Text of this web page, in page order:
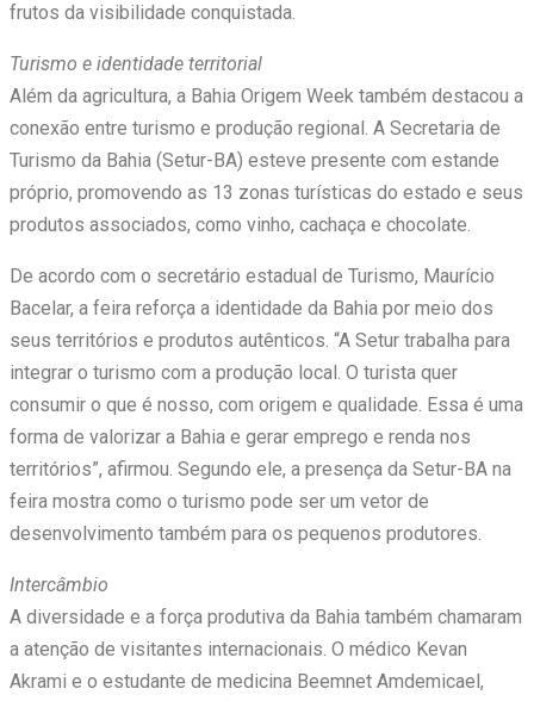
frutos da visibilidade conquistada.
Turismo e identidade territorial
Além da agricultura, a Bahia Origem Week também destacou a
conexão entre turismo e produção regional. A Secretaria de
Turismo da Bahia (Setur-BA) esteve presente com estande
próprio, promovendo as 13 zonas turísticas do estado e seus
produtos associados, como vinho, cachaça e chocolate.
De acordo com o secretário estadual de Turismo, Maurício
Bacelar, a feira reforça a identidade da Bahia por meio dos
seus territórios e produtos autênticos. “A Setur trabalha para
integrar o turismo com a produção local. O turista quer
consumir o que é nosso, com origem e qualidade. Essa é uma
forma de valorizar a Bahia e gerar emprego e renda nos
territórios”, afirmou. Segundo ele, a presença da Setur-BA na
feira mostra como o turismo pode ser um vetor de
desenvolvimento também para os pequenos produtores.
Intercâmbio
A diversidade e a força produtiva da Bahia também chamaram
a atenção de visitantes internacionais. O médico Kevan
Akrami e o estudante de medicina Beemnet Amdemicael,